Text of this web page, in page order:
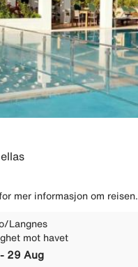
mer informasjon om reisen.
Langnes
mot havet
29 Aug